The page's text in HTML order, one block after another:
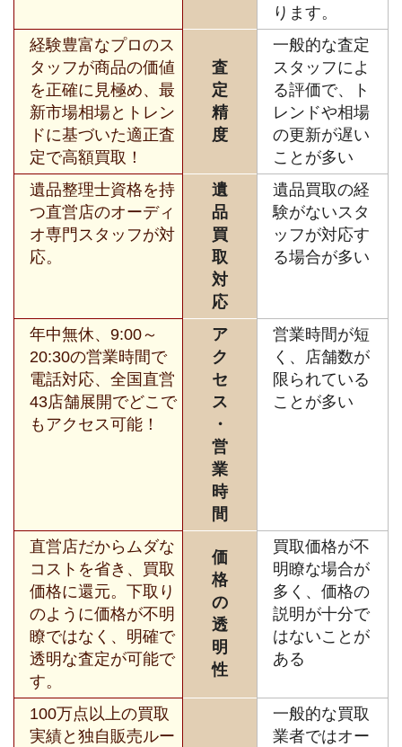
ります。
経験豊富なプロのス
タッフが商品の価値
を正確に見極め、最
新市場相場とトレン
ドに基づいた適正査
定で高額買取！
査
定
精
度
一般的な査定
スタッフによ
る評価で、ト
レンドや相場
の更新が遅い
ことが多い
遺品整理士資格を持
つ直営店のオーディ
オ専門スタッフが対
応。
遺
品
買
取
対
応
遺品買取の経
験がないスタ
ッフが対応す
る場合が多い
年中無休、9:00～
20:30の営業時間で
電話対応、全国直営
43店舗展開でどこで
もアクセス可能！
ア
ク
セ
ス
・
営
業
時
間
営業時間が短
く、店舗数が
限られている
ことが多い
直営店だからムダな
コストを省き、買取
価格に還元。下取り
のように価格が不明
瞭ではなく、明確で
透明な査定が可能で
す。
価
格
の
透
明
性
買取価格が不
明瞭な場合が
多く、価格の
説明が十分で
はないことが
ある
100万点以上の買取
実績と独自販売ルー
一般的な買取
業者ではオー